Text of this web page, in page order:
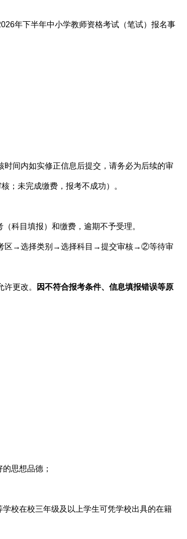
6年下半年中小学教师资格考试（笔试）报名事
时间内如实修正信息后提交，请务必为后续的审
；未完成缴费，报考不成功）。
科目填报）和缴费，逾期不予受理。
区→选择类别→选择科目→提交审核→②等待审
更改。 因不符合报考条件、信息填报错误等原
思想品德；
校在校三年级及以上学生可凭学校出具的在籍